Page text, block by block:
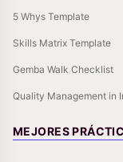
5 Whys Template
Skills Matrix Template
Gemba Walk Checklist
Quality Management in
MEJORES